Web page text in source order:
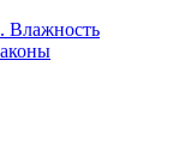
Влажность